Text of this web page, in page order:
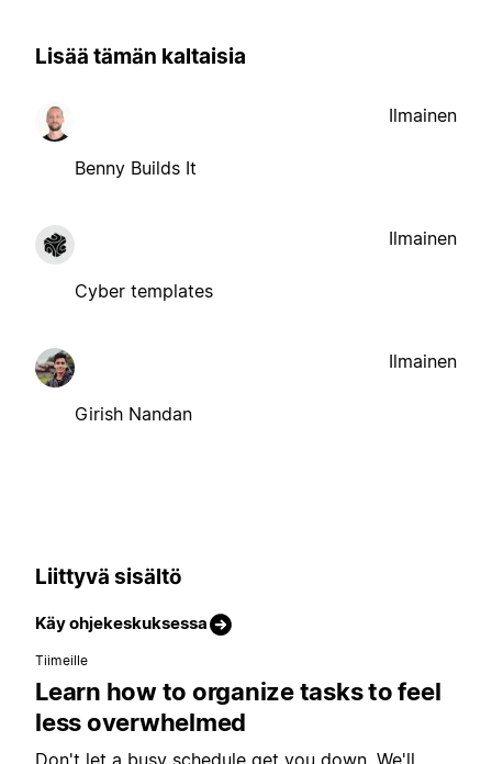
Lisää tämän kaltaisia
Benny Builds It
Ilmainen
Cyber templates
Ilmainen
Girish Nandan
Ilmainen
Liittyvä sisältö
Käy ohjekeskuksessa
Tiimeille
Learn how to organize tasks to feel
less overwhelmed